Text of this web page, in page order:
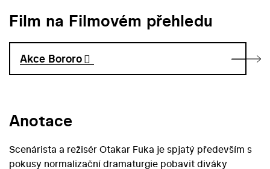
Film na Filmovém přehledu
Akce Bororo
Anotace
Scenárista a režisér Otakar Fuka je spjatý především s
pokusy normalizační dramaturgie pobavit diváky